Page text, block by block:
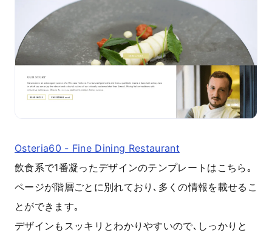
Osteria60 - Fine Dining Restaurant
飲食系で1番凝ったデザインのテンプレートはこちら｡
ページが階層ごとに別れており､多くの情報を載せるこ
とができます｡
デザインもスッキリとわかりやすいので､しっかりと